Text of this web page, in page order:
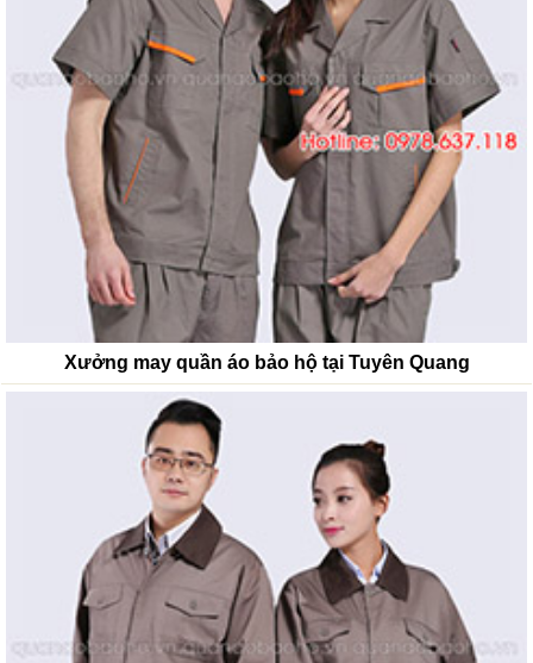
Xưởng may quần áo bảo hộ tại Tuyên Quang